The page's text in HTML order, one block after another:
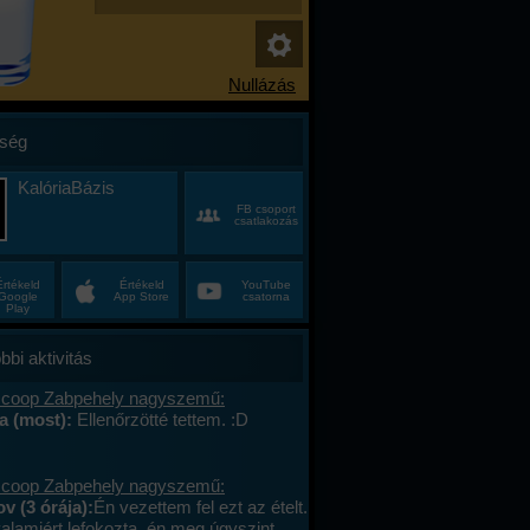
KalóriaBázis
FB csoport
csatlakozás
Play
Értékeld
App Store
YouTube
csatorna
aktivitás
Zabpehely nagyszemű:
(most): Ellenőrzötté tettem. :D
Zabpehely nagyszemű:
(3 órája):Én vezettem fel ezt az ételt.